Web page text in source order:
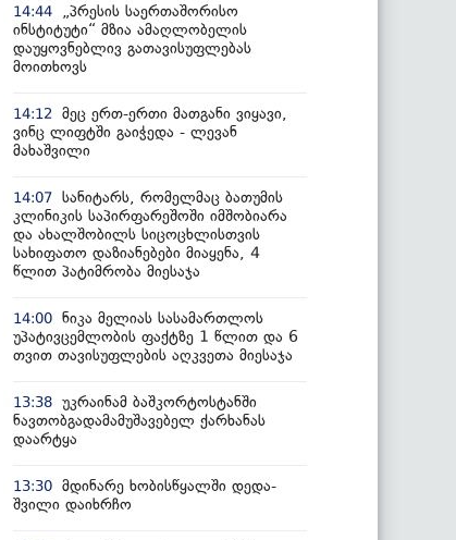
14:44
„პრესის საერთაშორისო
ინსტიტუტი“ მზია ამაღლობელის
დაუყოვნებლივ გათავისუფლებას
მოითხოვს
14:12
მეც ერთ-ერთი მათგანი ვიყავი,
ვინც ლიფტში გაიჭედა - ლევან
მახაშვილი
14:07 სანიტარს, რომელმაც ბათუმის
კლინიკის საპირფარეშოში იმშობიარა
და ახალშობილს სიცოცხლისთვის
სახიფათო დაზიანებები მიაყენა, 4
წლით პატიმრობა მიესაჯა
14:00 ნიკა მელიას სასამართლოს
უპატივცემლობის ფაქტზე 1 წლით და 6
თვით თავისუფლების აღკვეთა მიესაჯა
13:38 უკრაინამ ბაშკორტოსტანში
ნავთობგადამამუშავებელ ქარხანას
დაარტყა
13:30 მდინარე ხობისწყალში დედა-
შვილი დაიხრჩო